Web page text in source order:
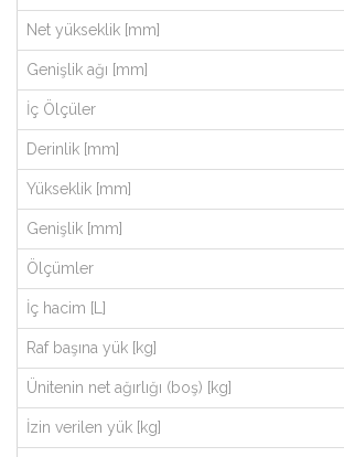
Net yükseklik [mm]
Genişlik ağı [mm]
İç Ölçüler
Derinlik [mm]
Yükseklik [mm]
Genişlik [mm]
Ölçümler
İç hacim [L]
Raf başına yük [kg]
Ünitenin net ağırlığı (boş) [kg]
İzin verilen yük [kg]